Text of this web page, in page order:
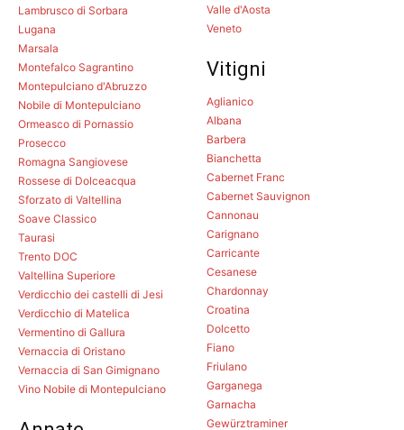
Lambrusco di Sorbara
Lugana
Marsala
Montefalco Sagrantino
Montepulciano d'Abruzzo
Nobile di Montepulciano
Ormeasco di Pornassio
Prosecco
Romagna Sangiovese
Rossese di Dolceacqua
Sforzato di Valtellina
Soave Classico
Taurasi
Trento DOC
Valtellina Superiore
Verdicchio dei castelli di Jesi
Verdicchio di Matelica
Vermentino di Gallura
Vernaccia di Oristano
Vernaccia di San Gimignano
Vino Nobile di Montepulciano
Valle d'Aosta
Veneto
Vitigni
Aglianico
Albana
Barbera
Bianchetta
Cabernet Franc
Cabernet Sauvignon
Cannonau
Carignano
Carricante
Cesanese
Chardonnay
Croatina
Dolcetto
Fiano
Friulano
Garganega
Garnacha
Gewürztraminer